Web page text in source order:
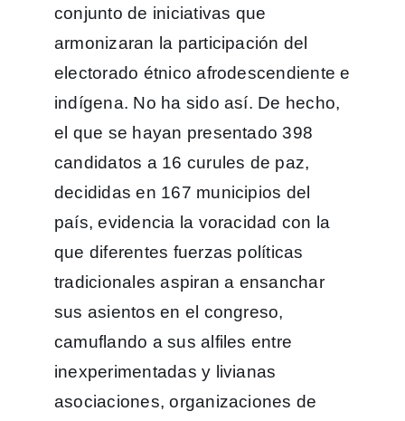
conjunto de iniciativas que
armonizaran la participación del
electorado étnico afrodescendiente e
indígena. No ha sido así. De hecho,
el que se hayan presentado 398
candidatos a 16 curules de paz,
decididas en 167 municipios del
país, evidencia la voracidad con la
que diferentes fuerzas políticas
tradicionales aspiran a ensanchar
sus asientos en el congreso,
camuflando a sus alfiles entre
inexperimentadas y livianas
asociaciones, organizaciones de